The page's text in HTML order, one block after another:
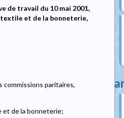
de travail du 10 mai 2001,
et de la bonneterie,
paritaires,
et de la bonneterie;